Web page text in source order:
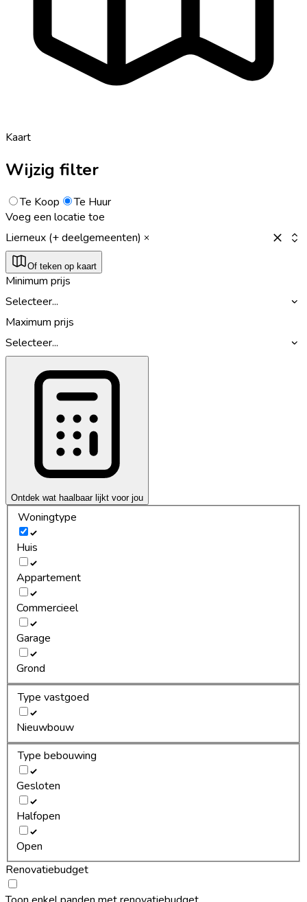
Kaart
Wijzig filter
Te Koop
Te Huur
Voeg een locatie toe
Lierneux (+ deelgemeenten)
Of teken op kaart
Minimum prijs
Selecteer...
Maximum prijs
Selecteer...
Ontdek wat haalbaar lijkt voor jou
Woningtype
Huis
Appartement
Commercieel
Garage
Grond
Type vastgoed
Nieuwbouw
Type bebouwing
Gesloten
Halfopen
Open
Renovatiebudget